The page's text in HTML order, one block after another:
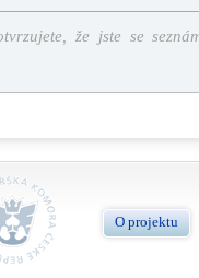
že jste se
O projektu